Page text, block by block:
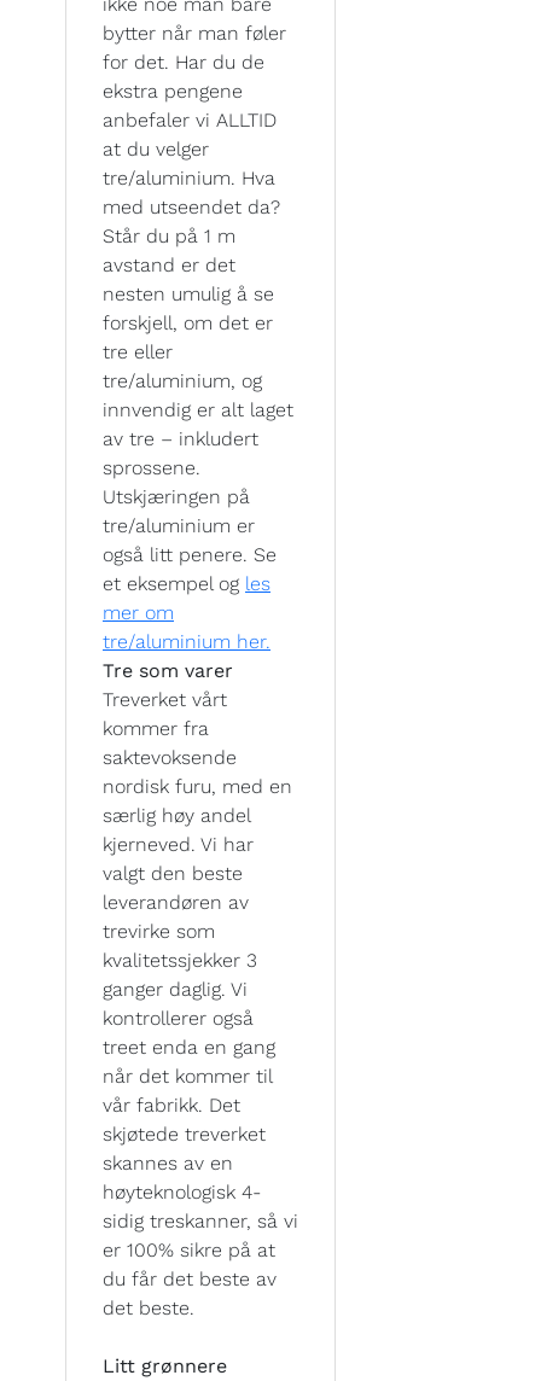
bytter når man føler
for det. Har du de
ekstra pengene
anbefaler vi ALLTID
at du velger
tre/aluminium. Hva
med utseendet da?
Står du på 1 m
avstand er det
nesten umulig å se
forskjell, om det er
tre eller
tre/aluminium, og
innvendig er alt laget
av tre – inkludert
sprossene.
Utskjæringen på
tre/aluminium er
også litt penere. Se
et eksempel og les
mer om
tre/aluminium her.
Tre som varer
Treverket vårt
kommer fra
saktevoksende
nordisk furu, med en
særlig høy andel
kjerneved. Vi har
valgt den beste
leverandøren av
trevirke som
kvalitetssjekker 3
ganger daglig. Vi
kontrollerer også
treet enda en gang
når det kommer til
vår fabrikk. Det
skjøtede treverket
skannes av en
høyteknologisk 4-
sidig treskanner, så vi
er 100% sikre på at
du får det beste av
det beste.
Litt grønnere